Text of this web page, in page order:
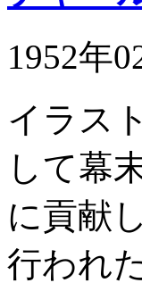
1952年
イラス
して幕
に貢献
行われ